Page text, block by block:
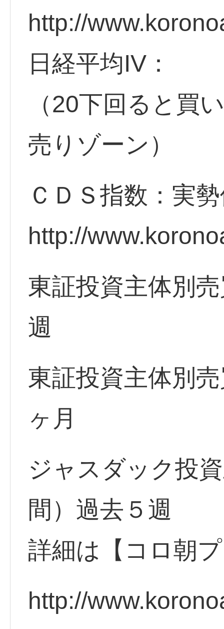
http://
日経平均IV：
（20下回ると買
売りゾーン）
ＣＤＳ指数：実
http://
東証投資主体別
週
東証投資主体別
ヶ月
ジャスダック投
間）過去５週
詳細は【コロ朝
http://